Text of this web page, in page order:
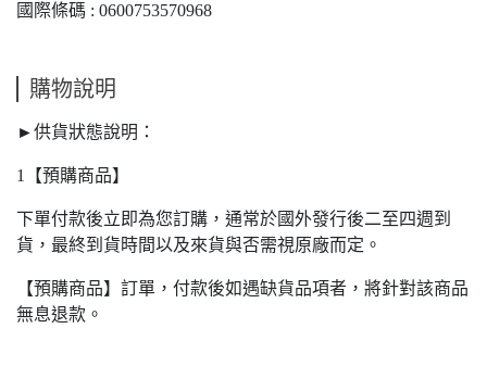
國際條碼 : 0600753570968
購物說明
►供貨狀態說明：
1【預購商品】
下單付款後立即為您訂購，通常於國外發行後二至四週到
貨，最終到貨時間以及來貨與否需視原廠而定。
【預購商品】訂單，付款後如遇缺貨品項者，將針對該商品
無息退款。